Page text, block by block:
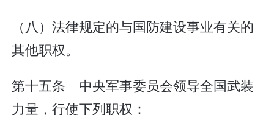
（八）法律规定的与国防建设事业有关的
其他职权。
第十五条 中央军事委员会领导全国武装
力量，行使下列职权：